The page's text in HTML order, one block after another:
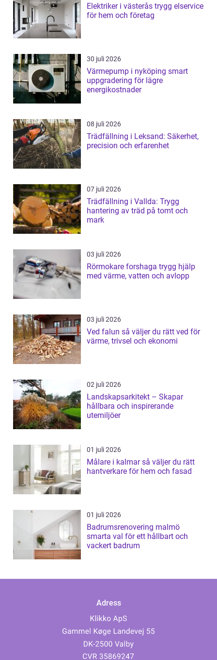
Elektriker i västerås trygg elservice
för hem och företag
30 juli 2026
Värmepump i nyköping smart
uppgradering för lägre
energikostnader
08 juli 2026
Trädfällning i Leksand: Säkerhet,
precision och erfarenhet
07 juli 2026
Trädfällning i Vallda: Trygg
hantering av träd på tomt och
mark
03 juli 2026
Rörmokare forshaga trygg hjälp
med värme, vatten och avlopp
03 juli 2026
Ved falun så väljer du rätt ved för
värme, trivsel och ekonomi
02 juli 2026
Landskapsarkitekt – Skapar
hållbara och inspirerande
utemiljöer
01 juli 2026
Målare i kalmar så väljer du rätt
hantverkare för hem och fasad
01 juli 2026
Badrumsrenovering malmö
smarta val för ett hållbart och
vackert badrum
Adress